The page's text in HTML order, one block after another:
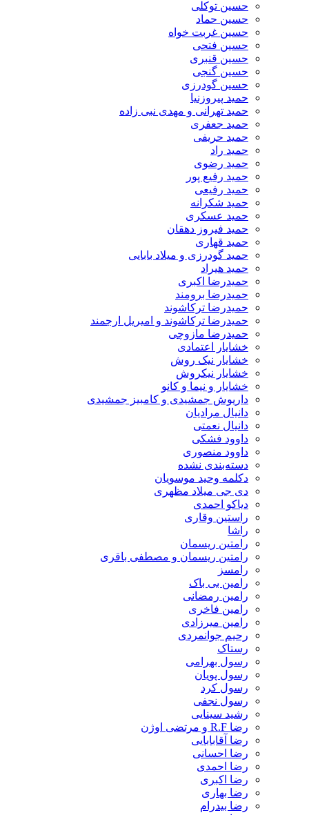
حسین توکلی
حسین حماد
حسین غربت خواه
حسین فتحی
حسین قنبری
حسین گنجی
حسین گودرزی
حمید پیروزنیا
حمید تهرانی و مهدی نبی زاده
حمید جعفری
حمید حریفی
حمید راد
حمید رضوی
حمید رفیع پور
حمید رفیعی
حمید شکرانه
حمید عسکری
حمید فیروز دهقان
حمید قهاری
حمید گودرزی و میلاد بابایی
حمید هیراد
حمیدرضا اکبری
حمیدرضا برومند
حمیدرضا ترکاشوند
حمیدرضا ترکاشوند و امیریل ارجمند
حمیدرضا مازوچی
خشایار اعتمادی
خشایار نیک روش
خشایار نیکروش
خشایار و نیما و کانو
داریوش جمشیدی و کامبیز جمشیدی
دانیال مرادیان
دانیال نعمتی
داوود فشکی
داوود منصوری
دسته‌بندی نشده
دکلمه وحید موسویان
دی جی میلاد مظهری
دیاکو احمدی
راستین وقاری
راشا
رامتین ریسمان
رامتین ریسمان و مصطفی باقری
رامسز
رامین بی باک
رامین رمضانی
رامین فاخری
رامین میرزادی
رحیم جوانمردی
رستاک
رسول بهرامی
رسول پویان
رسول کرد
رسول نجفی
رشید سینایی
رضا R.F و مرتضی اوژن
رضا آقابابایی
رضا احسانی
رضا احمدی
رضا اکبری
رضا بهاری
رضا بیدرام